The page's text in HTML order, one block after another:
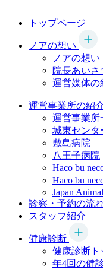
トップページ
ノアの想い
ノアの想
院長あいさ
運営媒体の
運営事業所の紹
運営事業所
城東センタ
敷島病院
八王子病院
Haco bu
Haco bu
Japan
診察・予約の流
スタッフ紹介
健康診断
健康診断ト
年4回の健